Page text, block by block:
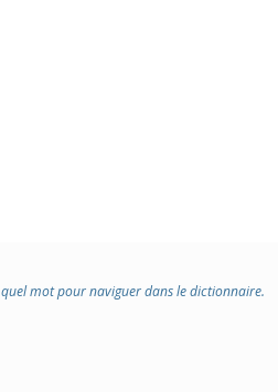
mot pour naviguer dans le dictionnaire.